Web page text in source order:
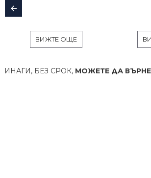
ВИЖТЕ ОЩЕ
БЕЗ СРОК,МОЖЕТЕ ДА ВЪРНЕТЕ